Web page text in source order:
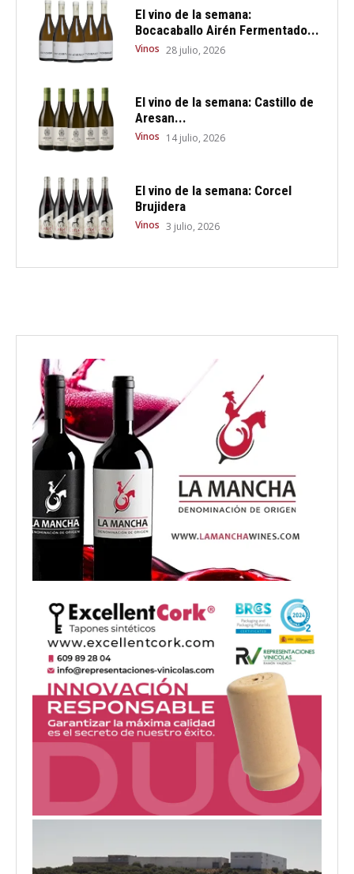
El vino de la semana:
Bocacaballo Airén Fermentado...
Vinos 28 julio, 2026
El vino de la semana: Castillo de
Aresan...
Vinos 14 julio, 2026
El vino de la semana: Corcel
Brujidera
Vinos 3 julio, 2026